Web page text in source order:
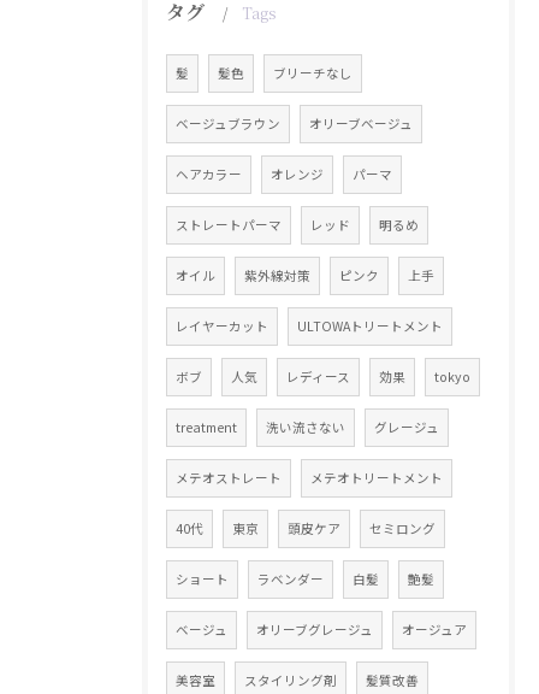
タグ Tags
髪 髪色 ブリーチなし
ベージュブラウン オリーブベージュ
ヘアカラー オレンジ パーマ
ストレートパーマ レッド 明るめ
オイル 紫外線対策 ピンク 上手
レイヤーカット ULTOWAトリートメント
ボブ 人気 レディース 効果 tokyo
treatment 洗い流さない グレージュ
メテオストレート メテオトリートメント
40代 東京 頭皮ケア セミロング
ショート ラベンダー 白髪 艶髪
ベージュ オリーブグレージュ オージュア
美容室 スタイリング剤 髪質改善